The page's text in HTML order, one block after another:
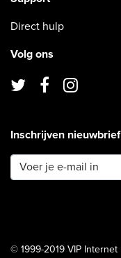
Direct hulp
Volg ons
Inschrijven nieuwbrief
© 1999-2019 VIP Internet